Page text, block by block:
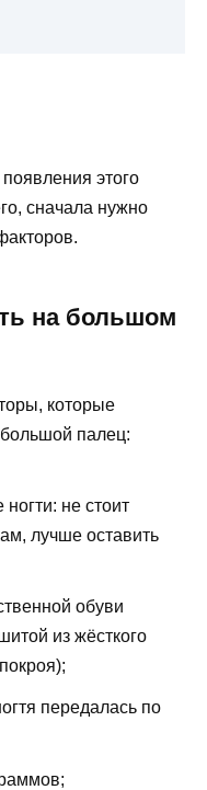
этого
сначала нужно
на большом
которые
палец:
не стоит
лучше оставить
обуви
из жёсткого
передалась по